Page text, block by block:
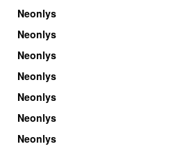
Neonlys
Neonlys
Neonlys
Neonlys
Neonlys
Neonlys
Neonlys